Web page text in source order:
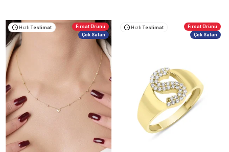
Hızlı Teslimat
Fırsat Ürünü
Çok Satan
Hızlı Teslimat
Fırsat Ürünü
Çok Satan